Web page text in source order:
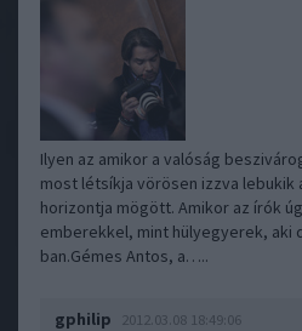
Ilyen az amikor a valóság
most létsíkja vörösen izzva
horizontja mögött. Amikor az írók
emberekkel, mint hülyegyerek, aki
ban.Gémes Antos, a…..
gphilip 2012.03.08 18:49:06